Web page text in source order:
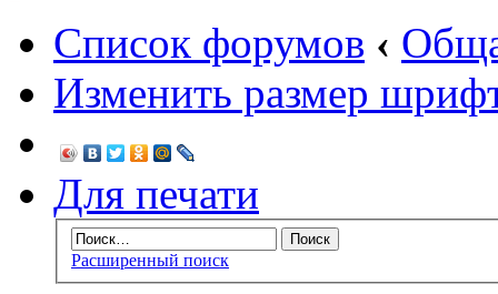
Список форумов ‹
Изменить размер
Для печати
Расширенный поиск